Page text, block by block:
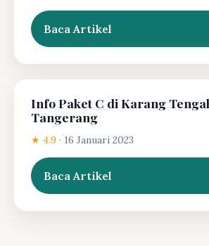
Baca Artikel
Info Paket C di Karang
Tangerang
★ 4.9 · 16 Januari 2023
Baca Artikel